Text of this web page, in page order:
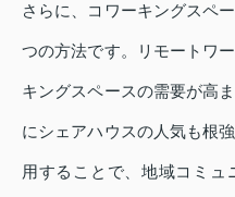
さらに、コワーキングスペ
つの方法です。リモートワ
キングスペースの需要が高
にシェアハウスの人気も根
用することで、地域コミュ